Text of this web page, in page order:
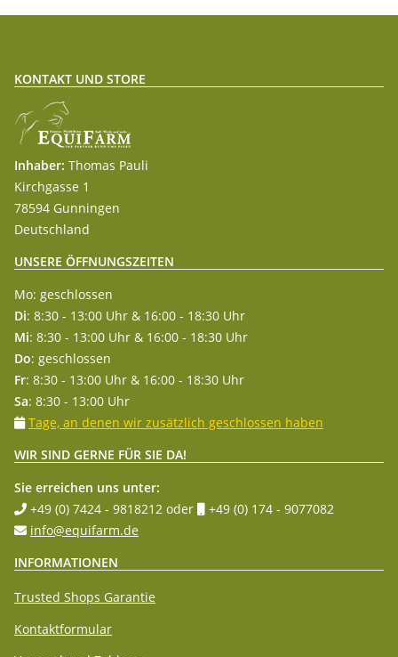
KONTAKT UND STORE
Inhaber: Thomas Pauli
Kirchgasse 1
78594 Gunningen
Deutschland
UNSERE ÖFFNUNGSZEITEN
Mo: geschlossen
Di: 8:30 - 13:00 Uhr & 16:00 - 18:30 Uhr
Mi: 8:30 - 13:00 Uhr & 16:00 - 18:30 Uhr
Do: geschlossen
Fr: 8:30 - 13:00 Uhr & 16:00 - 18:30 Uhr
Sa: 8:30 - 13:00 Uhr
Tage, an denen wir zusätzlich geschlossen haben
WIR SIND GERNE FÜR SIE DA!
Sie erreichen uns unter:
+49 (0) 7424 - 9818212 oder
+49 (0) 174 - 9077082
info@equifarm.de
INFORMATIONEN
Trusted Shops Garantie
Kontaktformular